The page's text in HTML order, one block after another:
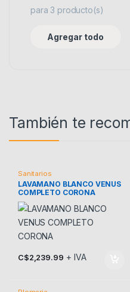
para 3 producto(s)
Agregar todo
También te
Sanitarios
LAVAMANO BLANCO VENUS
COMPLETO CORONA
C$2,239.99 + IVA